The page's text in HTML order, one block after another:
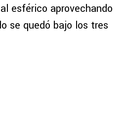
esférico aprovechando
se quedó bajo los tres